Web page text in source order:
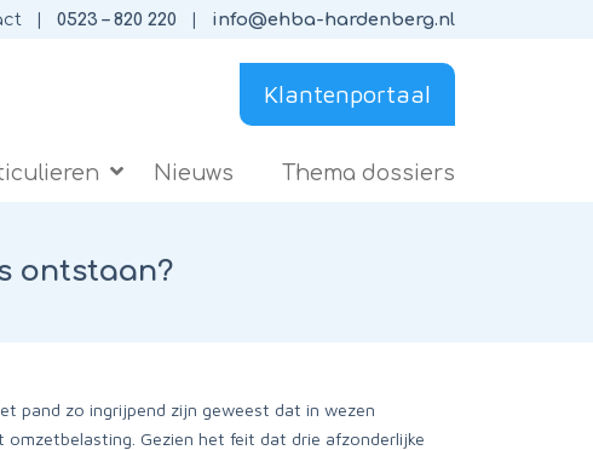
0523 – 820 220 info@ehba-hardenberg.nl
Klantenportaal
Nieuws Thema dossiers
ontstaan?
pand zo ingrijpend zijn geweest dat in wezen
Gezien het feit dat drie afzonderlijke